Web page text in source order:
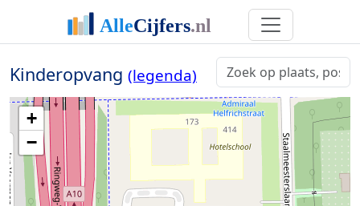
Kinderopvang (legenda)
+
−